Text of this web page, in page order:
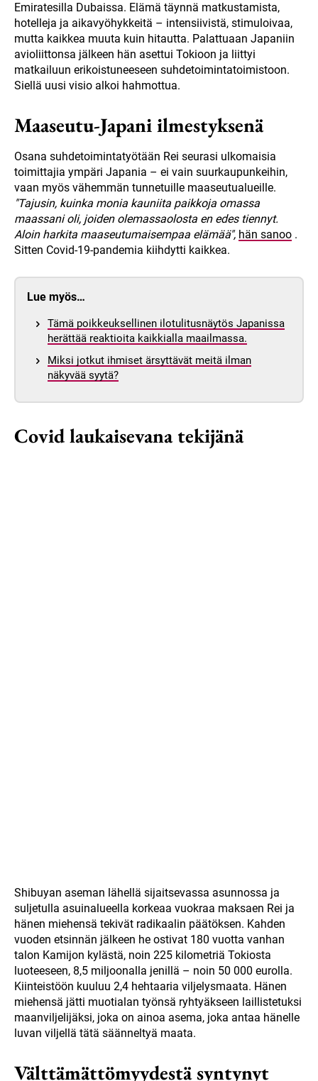
Emiratesilla Dubaissa. Elämä täynnä matkustamista,
hotelleja ja aikavyöhykkeitä – intensiivistä, stimuloivaa,
mutta kaikkea muuta kuin hitautta. Palattuaan Japaniin
avioliittonsa jälkeen hän asettui Tokioon ja liittyi
matkailuun erikoistuneeseen suhdetoimintatoimistoon.
Siellä uusi visio alkoi hahmottua.
Maaseutu-Japani ilmestyksenä
Osana suhdetoimintatyötään Rei seurasi ulkomaisia
toimittajia ympäri Japania – ei vain suurkaupunkeihin,
vaan myös vähemmän tunnetuille maaseutualueille.
"Tajusin, kuinka monia kauniita paikkoja omassa
maassani oli, joiden olemassaolosta en edes tiennyt.
Aloin harkita maaseutumaisempaa elämää", hän sanoo .
Sitten Covid-19-pandemia kiihdytti kaikkea.
Lue myös…
Tämä poikkeuksellinen ilotulitusnäytös Japanissa
herättää reaktioita kaikkialla maailmassa.
Miksi jotkut ihmiset ärsyttävät meitä ilman
näkyvää syytä?
Covid laukaisevana tekijänä
Shibuyan aseman lähellä sijaitsevassa asunnossa ja
suljetulla asuinalueella korkeaa vuokraa maksaen Rei ja
hänen miehensä tekivät radikaalin päätöksen. Kahden
vuoden etsinnän jälkeen he ostivat 180 vuotta vanhan
talon Kamijon kylästä, noin 225 kilometriä Tokiosta
luoteeseen, 8,5 miljoonalla jenillä – noin 50 000 eurolla.
Kiinteistöön kuuluu 2,4 hehtaaria viljelysmaata. Hänen
miehensä jätti muotialan työnsä ryhtyäkseen laillistetuksi
maanviljelijäksi, joka on ainoa asema, joka antaa hänelle
luvan viljellä tätä säänneltyä maata.
Välttämättömyydestä syntynyt